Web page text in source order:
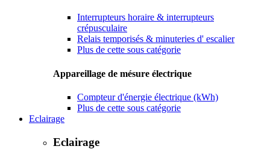
Interrupteurs horaire & interrupteurs
crépusculaire
Relais temporisés & minuteries d' escalier
Plus de cette sous catégorie
Appareillage de mésure électrique
Compteur d'énergie électrique (kWh)
Plus de cette sous catégorie
Eclairage
Eclairage